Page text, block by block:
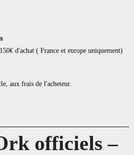
d'achat ( France et europe uniquement)
aux frais de l'acheteur.
officiels –